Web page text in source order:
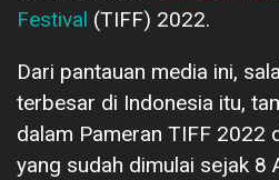
Festival (TIFF) 2022.
Dari pantauan media ini,
terbesar di Indonesia itu,
dalam Pameran TIFF 2022
yang sudah dimulai sejak 8